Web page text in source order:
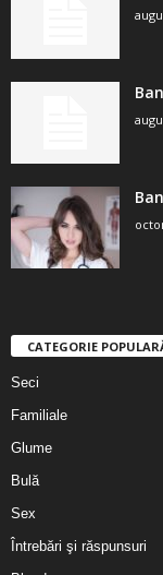
CATEGORIE
Seci
Familiale
Glume
Bulă
Sex
Întrebări şi răspunsuri